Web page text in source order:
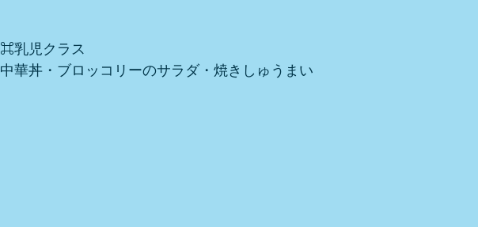
⌘乳児クラス
中華丼・ブロッコリーのサラダ・焼きしゅうまい